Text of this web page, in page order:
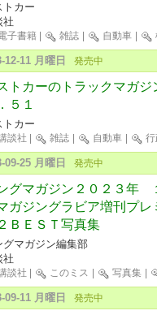
トカー
社
子書籍 雑誌 自動車
12-11 月曜日 発売中
トカーのトラックマガ
５１
トカー
談社 雑誌 自動車 行
09-25 月曜日 発売中
グマガジン２０２３年
ガジングラビア増刊プ
ＢＥＳＴ写真集
グマガジン編集部
社
談社 このミス 写真集
09-11 月曜日 発売中